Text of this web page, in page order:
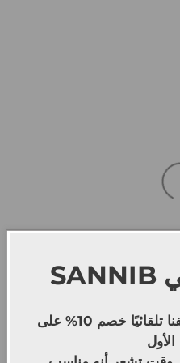
SANNIB
كترحيب بالزوار الجدد، أضفنا تلقائيًا خصم 10% على